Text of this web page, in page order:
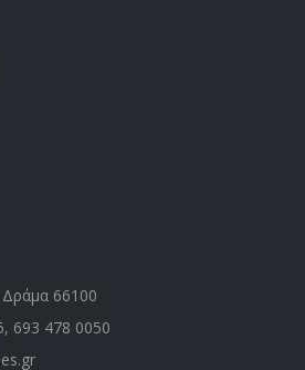
66100
, 693 478 0050